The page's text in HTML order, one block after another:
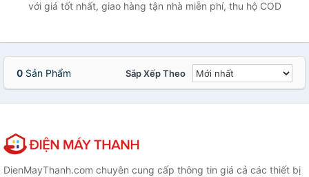
với giá tốt nhất, giao hàng tận nhà miễn phí, thu hộ COD
0 Sản Phẩm Sắp Xếp Theo
DienMayThanh.com chuyên cung cấp thông tin giá cả các thiết bị